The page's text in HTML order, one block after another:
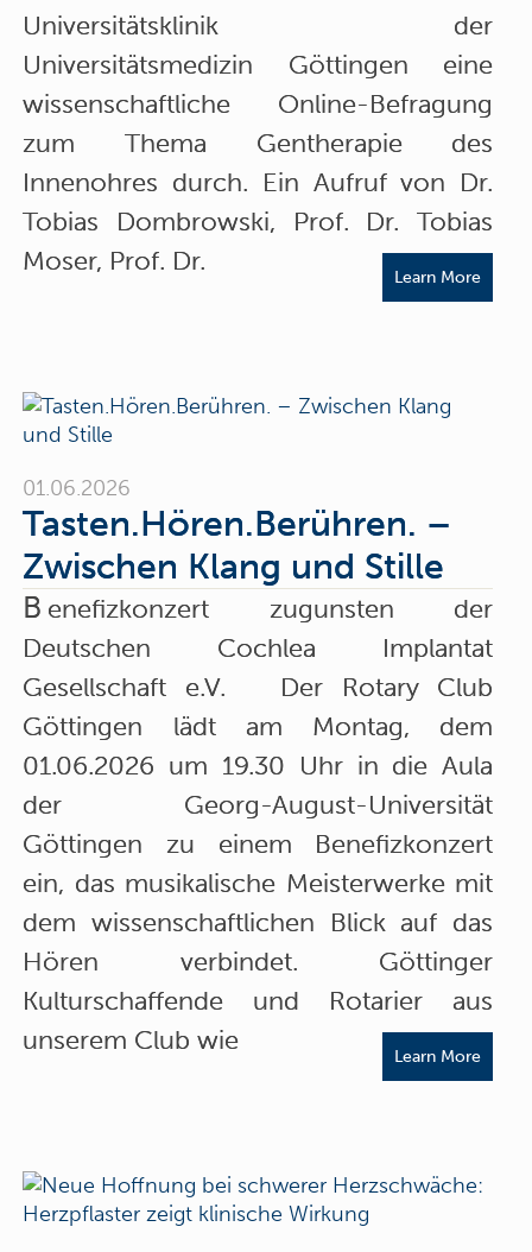
Universitätsklinik der
Universitätsmedizin Göttingen eine
wissenschaftliche Online-Befragung
zum Thema Gentherapie des
Innenohres durch. Ein Aufruf von Dr.
Tobias Dombrowski, Prof. Dr. Tobias
Moser, Prof. Dr.
Learn More
01.06.2026
Tasten.Hören.Berühren. –
Zwischen Klang und Stille
B enefizkonzert zugunsten der
Deutschen Cochlea Implantat
Gesellschaft e.V. Der Rotary Club
Göttingen lädt am Montag, dem
01.06.2026 um 19.30 Uhr in die Aula
der Georg-August-Universität
Göttingen zu einem Benefizkonzert
ein, das musikalische Meisterwerke mit
dem wissenschaftlichen Blick auf das
Hören verbindet. Göttinger
Kulturschaffende und Rotarier aus
unserem Club wie
Learn More